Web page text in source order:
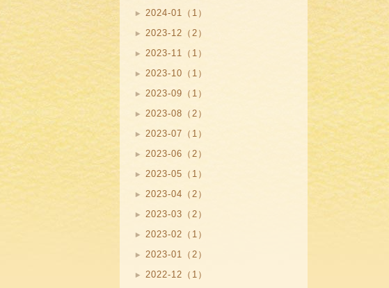
2024-01（1）
2023-12（2）
2023-11（1）
2023-10（1）
2023-09（1）
2023-08（2）
2023-07（1）
2023-06（2）
2023-05（1）
2023-04（2）
2023-03（2）
2023-02（1）
2023-01（2）
2022-12（1）